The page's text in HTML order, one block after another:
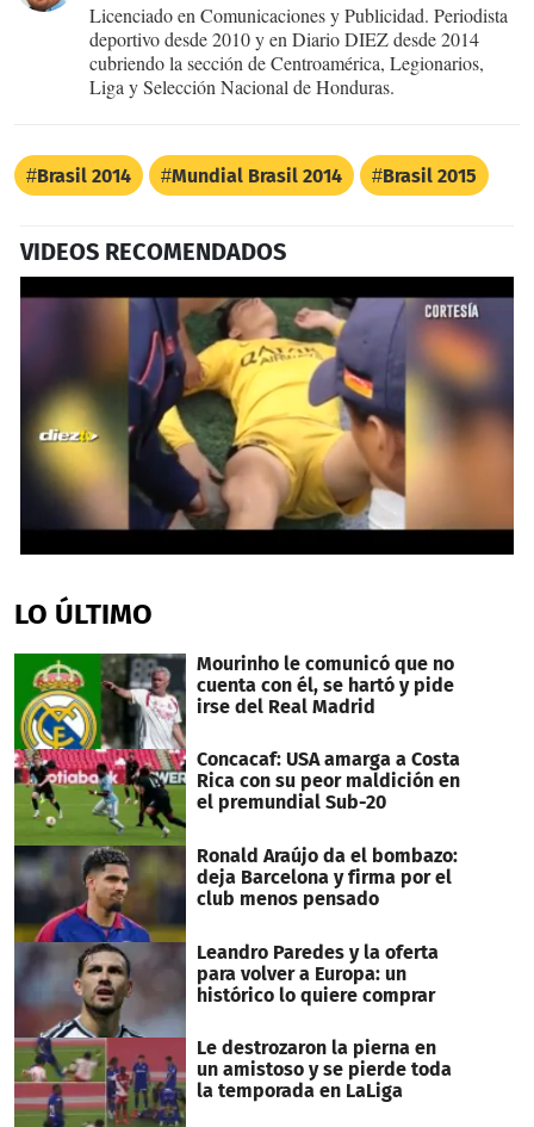
Licenciado en Comunicaciones y Publicidad. Periodista
deportivo desde 2010 y en Diario DIEZ desde 2014
cubriendo la sección de Centroamérica, Legionarios,
Liga y Selección Nacional de Honduras.
Brasil 2014 Mundial Brasil 2014 Brasil 2015
VIDEOS RECOMENDADOS
of
35
LO ÚLTIMO
Mourinho le comunicó que no
cuenta con él, se hartó y pide
irse del Real Madrid
Concacaf: USA amarga a Costa
Rica con su peor maldición en
el premundial Sub-20
Ronald Araújo da el bombazo:
deja Barcelona y firma por el
club menos pensado
Leandro Paredes y la oferta
para volver a Europa: un
histórico lo quiere comprar
Le destrozaron la pierna en
un amistoso y se pierde toda
la temporada en LaLiga